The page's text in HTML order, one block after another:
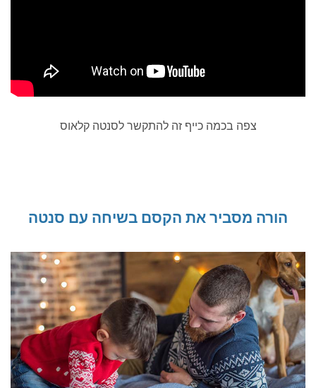
צפה בכמה כייף זה להתקשר לסנטה קלאוס
הורה מסביר את הקסם בשיחה עם סנטה